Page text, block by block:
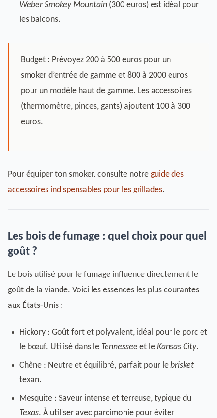
Weber Smokey Mountain (300 euros) est idéal pour
les balcons.
Budget : Prévoyez 200 à 500 euros pour un
smoker d’entrée de gamme et 800 à 2000 euros
pour un modèle haut de gamme. Les accessoires
(thermomètre, pinces, gants) ajoutent 100 à 300
euros.
Pour équiper ton smoker, consulte notre guide des
accessoires indispensables pour les grillades.
Les bois de fumage : quel choix pour quel
goût ?
Le bois utilisé pour le fumage influence directement le
goût de la viande. Voici les essences les plus courantes
aux États-Unis :
Hickory : Goût fort et polyvalent, idéal pour le porc et
le bœuf. Utilisé dans le Tennessee et le Kansas City.
Chêne : Neutre et équilibré, parfait pour le brisket
texan.
Mesquite : Saveur intense et terreuse, typique du
Texas. À utiliser avec parcimonie pour éviter